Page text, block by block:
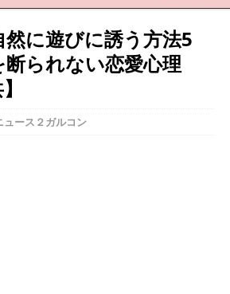
に遊びに誘う方法5
られない恋愛心理
ュース２ガルコン